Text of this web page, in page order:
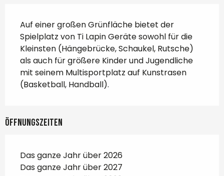
Auf einer großen Grünfläche bietet der
Spielplatz von Ti Lapin Geräte sowohl für die
Kleinsten (Hängebrücke, Schaukel, Rutsche)
als auch für größere Kinder und Jugendliche
mit seinem Multisportplatz auf Kunstrasen
(Basketball, Handball).
Öffnungszeiten
Das ganze Jahr über 2026
Das ganze Jahr über 2027